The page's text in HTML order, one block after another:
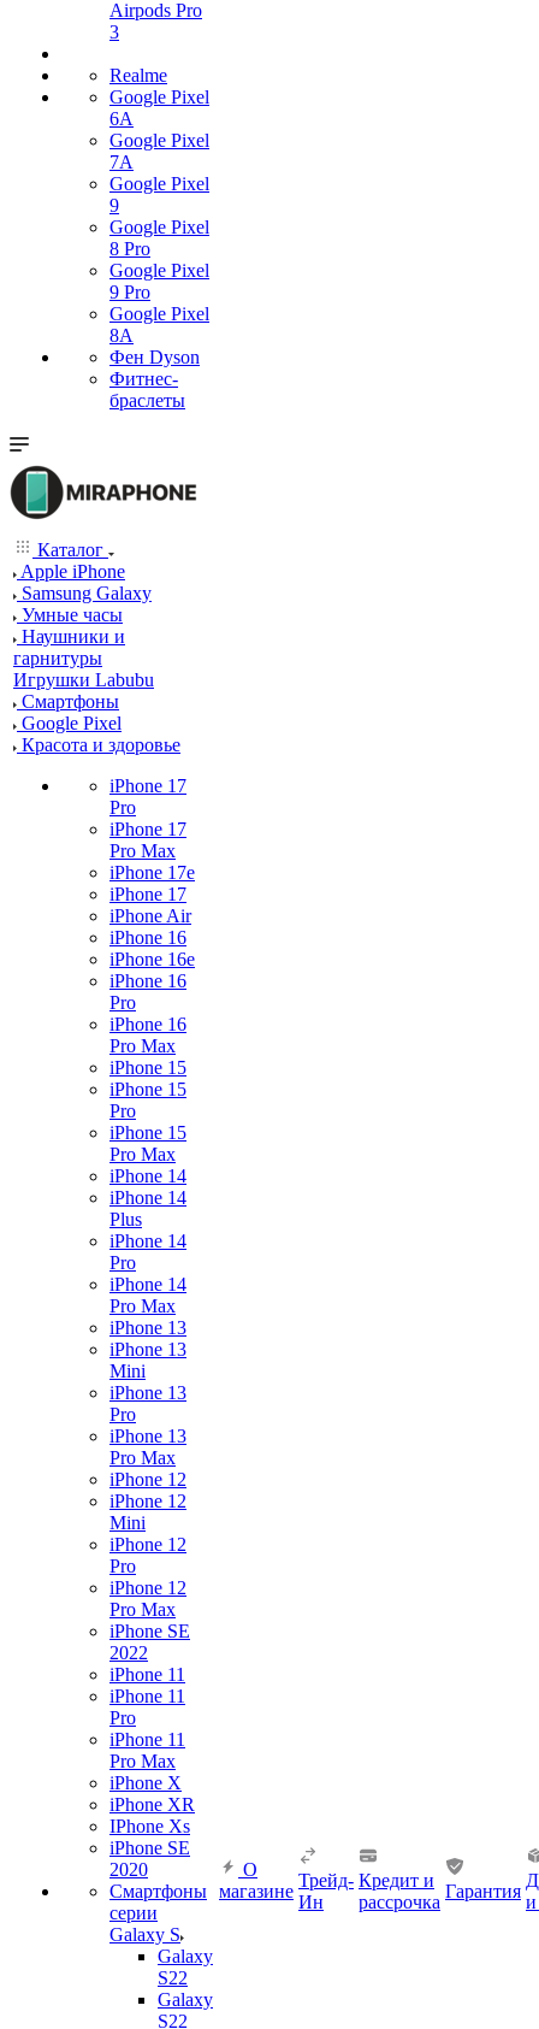
Airpods Pro
3
Realme
Google Pixel
6A
Google Pixel
7А
Google Pixel
9
Google Pixel
8 Pro
Google Pixel
9 Pro
Google Pixel
8A
Фен Dyson
Фитнес-
браслеты
Каталог
Apple iPhone
Samsung Galaxy
Умные часы
Наушники и
гарнитуры
Игрушки Labubu
Смартфоны
Google Pixel
Красота и здоровье
iPhone 17
Pro
iPhone 17
Pro Max
iPhone 17e
iPhone 17
iPhone Air
iPhone 16
iPhone 16e
iPhone 16
Pro
iPhone 16
Pro Max
iPhone 15
iPhone 15
Pro
iPhone 15
Pro Max
iPhone 14
iPhone 14
Plus
iPhone 14
Pro
iPhone 14
Pro Max
iPhone 13
iPhone 13
Mini
iPhone 13
Pro
iPhone 13
Pro Max
iPhone 12
iPhone 12
Mini
iPhone 12
Pro
iPhone 12
Pro Max
iPhone SE
2022
iPhone 11
iPhone 11
Pro
iPhone 11
Pro Max
iPhone X
iPhone XR
IPhone Xs
iPhone SE
2020
Смартфоны
серии
Galaxy S
Galaxy
S22
Galaxy
S22
О
магазине
Трейд-
Ин
Кредит и
рассрочка
Гарантия
и